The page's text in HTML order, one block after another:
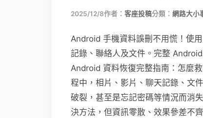
2025/12/8作者： 客座投稿分類： 網路大小
Android 手機資料誤刪不用慌！使
記錄、聯絡人及文件。完整
Android 資料恢復完整指南：怎麼
程中，相片、影片、聊天記錄、文
破裂，甚至是忘記密碼等情況而消
決方法，但資訊零散、效果參差不